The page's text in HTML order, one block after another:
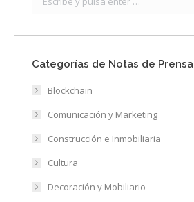
Categorías de Notas de Prensa
Blockchain
Comunicación y Marketing
Construcción e Inmobiliaria
Cultura
Decoración y Mobiliario